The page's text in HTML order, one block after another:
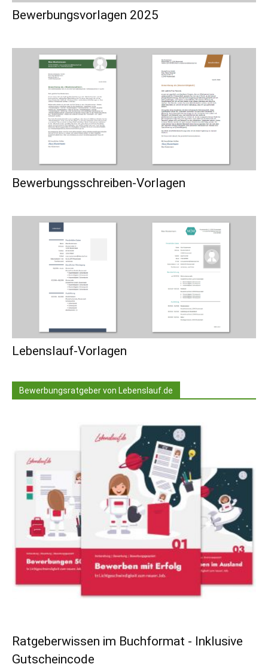
Bewerbungsvorlagen 2025
Bewerbungsschreiben-Vorlagen
Lebenslauf-Vorlagen
Bewerbungsratgeber von Lebenslauf.de
Ratgeberwissen im Buchformat - Inklusive
Gutscheincode